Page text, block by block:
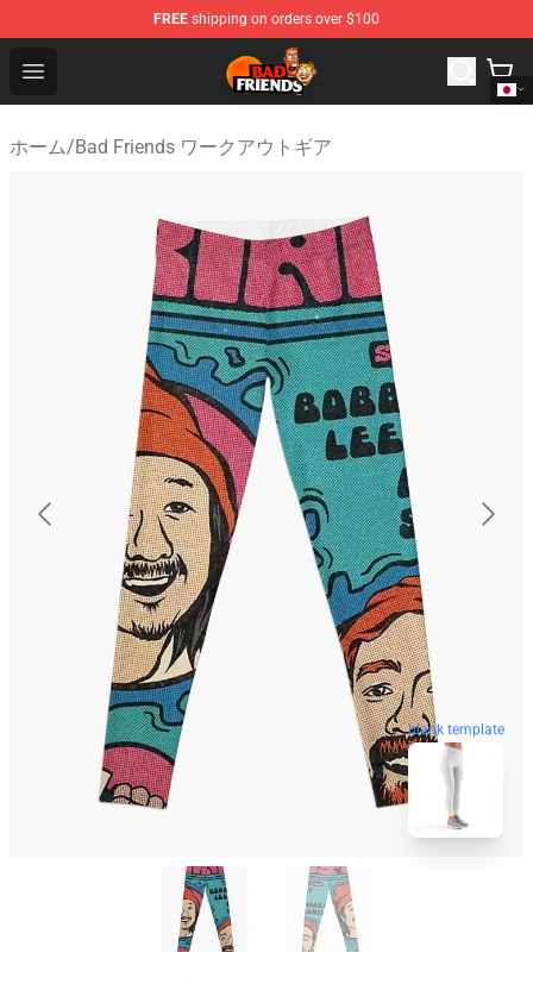
FREE shipping on orders over $100
Open menu
Bad Friends Shop - Official Bad Friends Merchandise
ホーム/Bad Friends ワークアウトギア
blank template